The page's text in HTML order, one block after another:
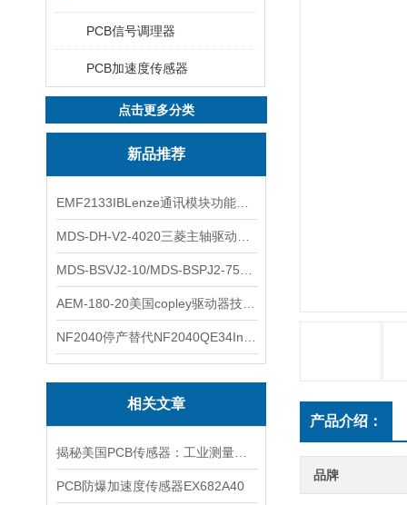
PCB信号调理器
PCB加速度传感器
点击更多分类
新品推荐
相关文章
PCB防爆加速度传感器EX682A40
产品介绍：
品牌